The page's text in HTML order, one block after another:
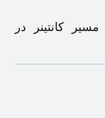
کانتینر در